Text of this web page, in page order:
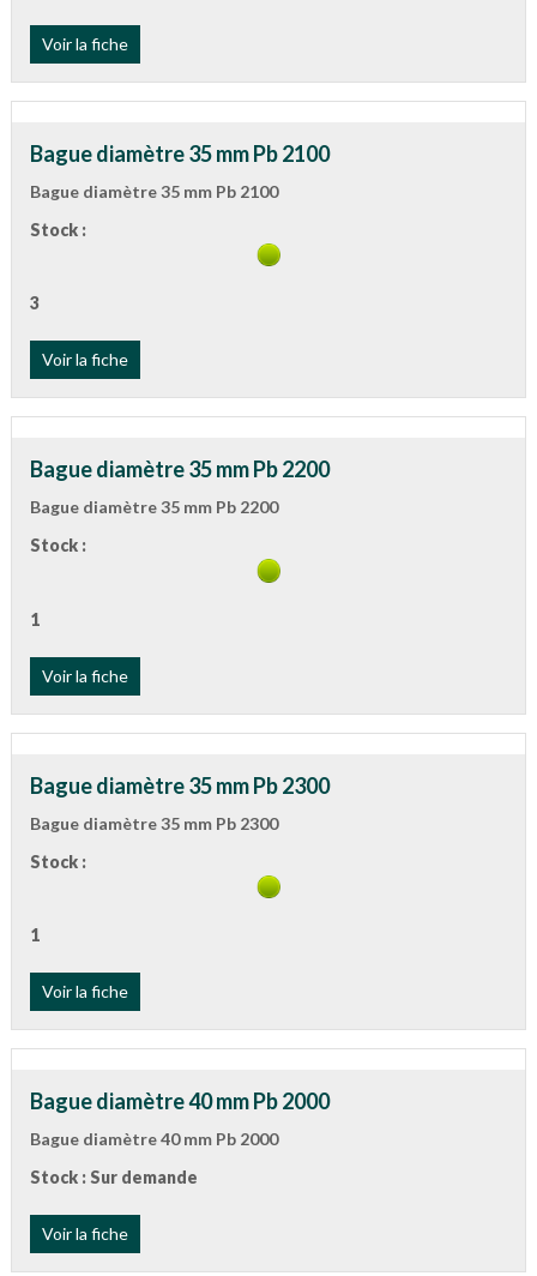
Voir la fiche
Bague diamètre 35 mm Pb 2100
Bague diamètre 35 mm Pb 2100
Stock :
3
Voir la fiche
Bague diamètre 35 mm Pb 2200
Bague diamètre 35 mm Pb 2200
Stock :
1
Voir la fiche
Bague diamètre 35 mm Pb 2300
Bague diamètre 35 mm Pb 2300
Stock :
1
Voir la fiche
Bague diamètre 40 mm Pb 2000
Bague diamètre 40 mm Pb 2000
Stock : Sur demande
Voir la fiche